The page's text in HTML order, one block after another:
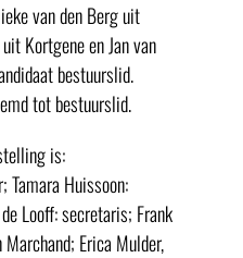
van den Berg uit
Kortgene en Jan van
bestuurslid.
tot bestuurslid.
is:
Tamara Huissoon:
Looff: secretaris; Frank
Erica Mulder,